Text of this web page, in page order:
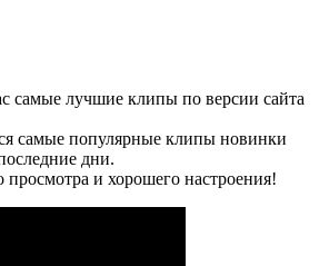
самые лучшие клипы по версии сайта
самые популярные клипы новинки
дни.
и хорошего настроения!